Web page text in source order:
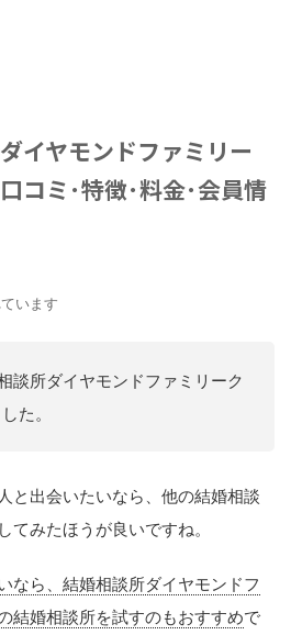
イヤモンドファミリー
コミ･特徴･料金･会員情
います
談所ダイヤモンドファミリーク
た。
と出会いたいなら、他の結婚相談
てみたほうが良いですね。
なら、結婚相談所ダイヤモンドフ
結婚相談所を試すのもおすすめで